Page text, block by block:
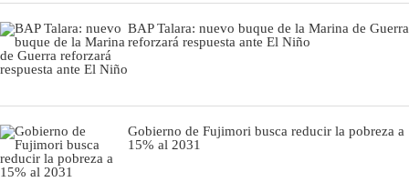
BAP Talara: nuevo buque de la Marina de Guerra
reforzará respuesta ante El Niño
Gobierno de Fujimori busca reducir la pobreza a
15% al 2031